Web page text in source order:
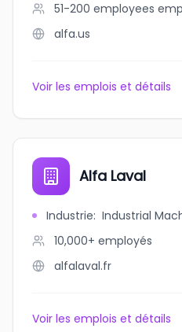
51-200 employees
alfa.us
Voir les emplois et détails
Alfa Laval
Industrie: Industrial
10,000+ employés
alfalaval.fr
Voir les emplois et détails